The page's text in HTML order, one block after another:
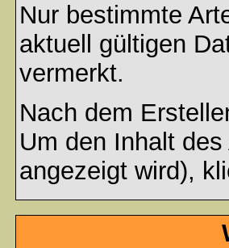
Nur bestimmte
aktuell gültigen
vermerkt.
Nach dem
Um den Inhalt
angezeigt wird),